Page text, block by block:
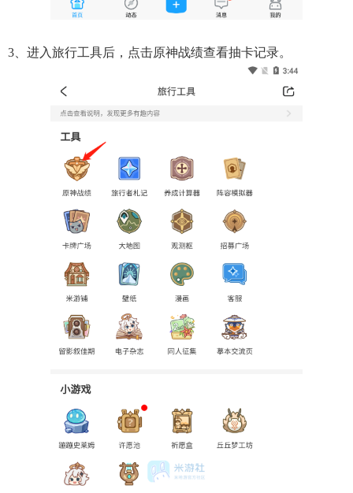
3、进入旅行工具后，点击原神战绩查看抽卡记录。